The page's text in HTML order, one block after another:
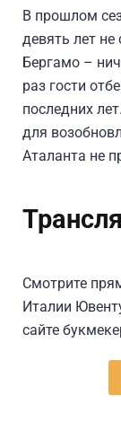
В прошлом
девять лет
Бергамо –
раз гости
последних
для
Аталанта не
Смотрите
Италии
сайте